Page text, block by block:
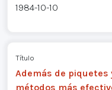
1984-10-10
Título
Además de piquetes
métodos más